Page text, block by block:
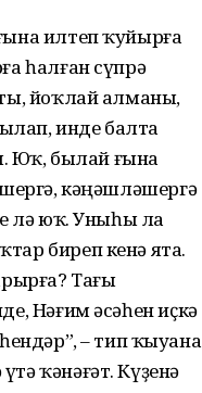
илтеп ҡуйырға
һалған сүпрә
йоҡлай алманы,
инде балта
Юҡ, былай ғына
кәңәшләшергә
лә юҡ. Уныһы ла
биреп кенә ята.
Тағы
Нәғим әсәһен иҫкә
– тип ҡыуана
ҡәнәғәт. Күҙенә